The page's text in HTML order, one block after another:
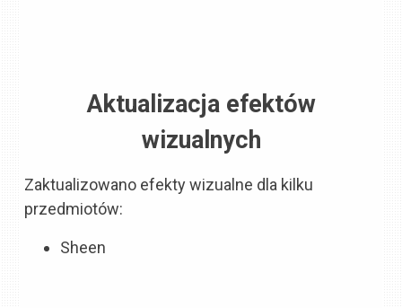
Aktualizacja efektów
wizualnych
Zaktualizowano efekty wizualne dla kilku
przedmiotów:
Sheen